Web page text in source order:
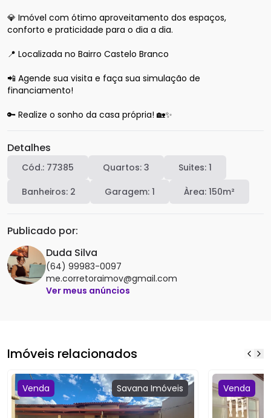
💎 Imóvel com ótimo aproveitamento dos espaços,
conforto e praticidade para o dia a dia.
📍 Localizada no Bairro Castelo Branco
📲 Agende sua visita e faça sua simulação de
financiamento!
🔑 Realize o sonho da casa própria! 🏡✨
Detalhes
Cód.: 77385 Quartos: 3 Suites: 1
Banheiros: 2 Garagem: 1 Àrea: 150m²
Publicado por:
Duda Silva
(64) 99983-0097
me.corretoraimov@gmail.com
Ver meus anúncios
Venda Savana Imóveis Venda
Imóveis relacionados